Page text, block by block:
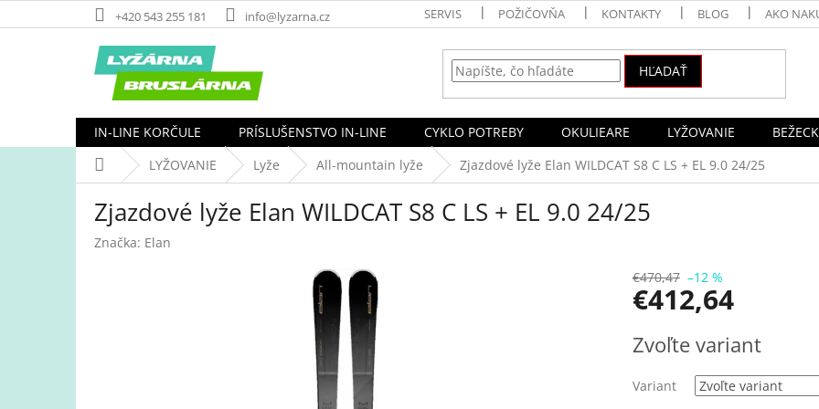
na
+420 543 255 181 info@lyzarna.cz SERVIS POŽIČOVŇA KONTAKTY BLOG AKO
HĽADAŤ
IN-LINE KORČULE PRÍSLUŠENSTVO IN-LINE CYKLO POTREBY OKULIEARE LYŽOVANIE
DomovLYŽOVANIE Lyže All-mountain lyže Zjazdové lyže Elan WILDCAT S8 C LS + EL 9.0 24/25
Zjazdové lyže Elan WILDCAT S8 C LS + EL 9.0 24/25
Značka: Elan
€470,47 –12 %
€412,64
cena:
Zvoľte variant
Variant